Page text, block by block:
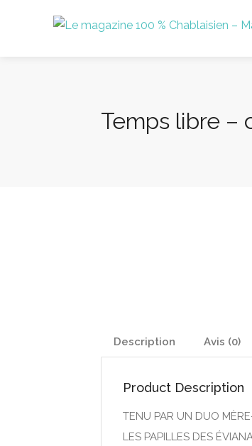
Temps libre –
Description Avis (0)
Product Description
TENU PAR UN DUO
LES PAPILLES DES